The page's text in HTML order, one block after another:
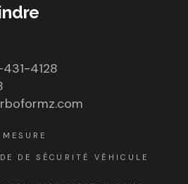
4128
DE SÉCURITÉ VÉHICULE